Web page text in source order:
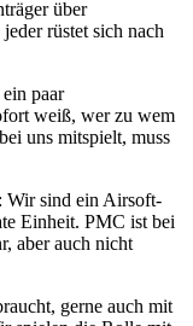
über
rüstet sich nach
paar
weiß, wer zu wem
uns mitspielt, muss
Wir sind ein Airsoft-
Einheit. PMC ist bei
aber auch nicht
gerne auch mit